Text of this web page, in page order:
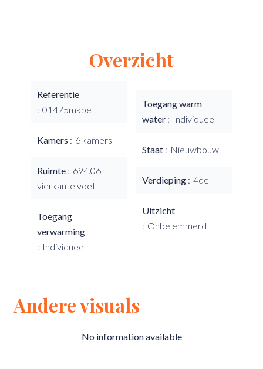
Overzicht
Referentie
01475mkbe
Kamers 6 kamers
Ruimte
694.06
vierkante voet
Toegang
verwarming
Individueel
Toegang warm
water
Individueel
Staat Nieuwbouw
Verdieping 4de
Uitzicht
Onbelemmerd
Andere visuals
No information available